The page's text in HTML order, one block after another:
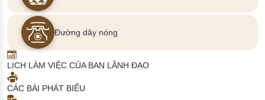
Đường dây nóng
LỊCH LÀM VIỆC CỦA BAN LÃNH ĐẠO
CÁC BÀI PHÁT BIỂU